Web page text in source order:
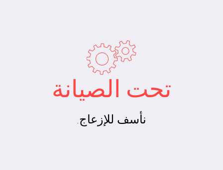
تحت الصيانة
نأسف للإزعاج.